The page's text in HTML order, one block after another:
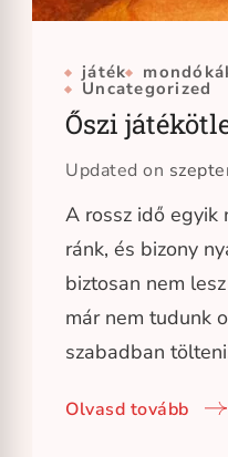
játék
Uncategorized
Őszi
Updated on
A rossz idő egyik
ránk, és bizony
biztosan nem
már nem tudunk
szabadban
Olvasd tovább